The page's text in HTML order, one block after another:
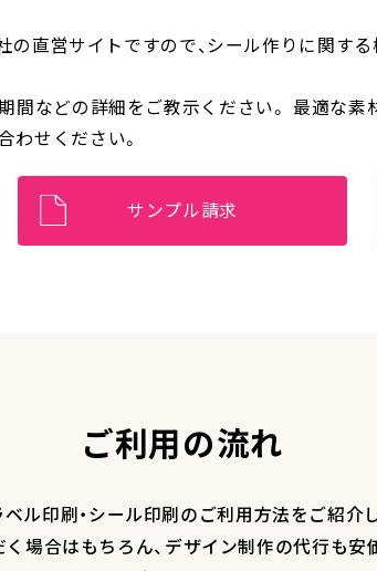
の直営サイトですので、シール作りに関す
間などの詳細をご教示ください。 最適な
わせください。
サンプル請求
ご利用の流れ
ル印刷・シール印刷のご利用方法をご紹介
場合はもちろん、デザイン制作の代行も安